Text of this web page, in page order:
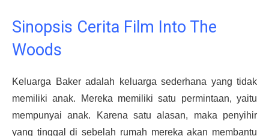
Sinopsis Cerita Film Into The
Woods
Keluarga Baker adalah keluarga sederhana yang tidak
memiliki anak. Mereka memiliki satu permintaan, yaitu
mempunyai anak. Karena satu alasan, maka penyihir
yang tinggal di sebelah rumah mereka akan membantu